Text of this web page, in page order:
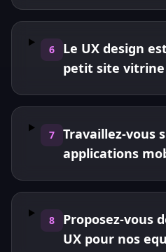
6
Le UX design
petit site vitrine
7
Travaillez-vous
applications
8
Proposez-vous
UX pour nos